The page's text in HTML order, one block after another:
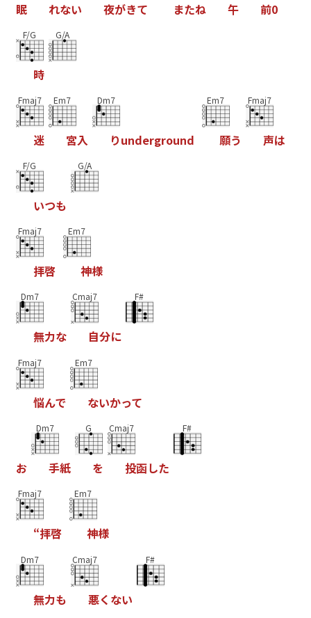
眠 れない 夜がきて またね 午 前0
F/G
時
G/A
Fmaj7
迷
Em7
宮入
Dm7
りunderground
Em7
願う
Fmaj7
声は
F/G
いつも
G/A
Fmaj7
拝啓
Em7
神様
Dm7
無力な
Cmaj7
自分に
F#
Fmaj7
悩んで
Em7
ないかって
お
Dm7
手紙
G
を
Cmaj7
投函した
F#
Fmaj7
“拝啓
Em7
神様
Dm7
無力も
Cmaj7
悪く ない
F#